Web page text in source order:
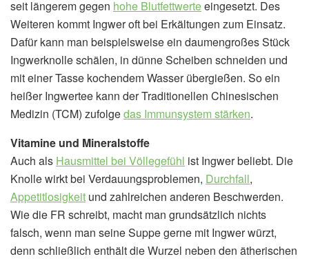
seit längerem gegen hohe Blutfettwerteeingesetzt. Des
Weiteren kommt Ingwer oft bei Erkältungen zum Einsatz.
Dafür kann man beispielsweise ein daumengroßes Stück
Ingwerknolle schälen, in dünne Scheiben schneiden und
mit einer Tasse kochendem Wasser übergießen. So ein
heißer Ingwertee kann der Traditionellen Chinesischen
Medizin (TCM) zufolgedas Immunsystem stärken.
Vitamine und Mineralstoffe
Auch als Hausmittel bei Völlegefühl ist Ingwer beliebt. Die
Knolle wirkt bei Verdauungsproblemen, Durchfall,
Appetitlosigkeit und zahlreichen anderen Beschwerden.
Wie die FR schreibt, macht man grundsätzlich nichts
falsch, wenn man seine Suppe gerne mit Ingwer würzt,
denn schließlich enthält die Wurzel neben den ätherischen